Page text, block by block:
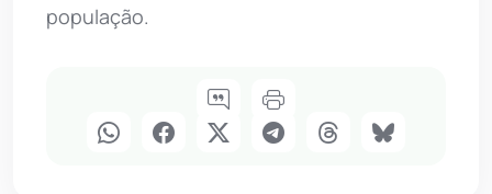
população.